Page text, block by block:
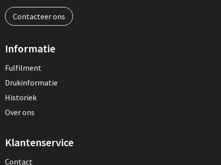
Contacteer ons
Informatie
Fulfilment
Drukinformatie
Historiek
Over ons
Klantenservice
Contact